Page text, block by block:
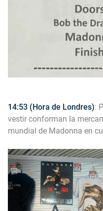
14:53 (Hora de Londres):
vestir conforman la
mundial de Madonna en